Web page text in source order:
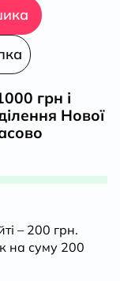
грн і
Нової
– 200 грн.
на суму 200